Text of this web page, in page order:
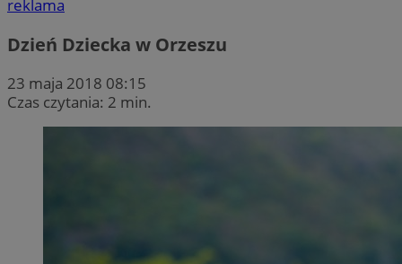
reklama
Dzień Dziecka w Orzeszu
23 maja 2018 08:15
Czas czytania: 2 min.